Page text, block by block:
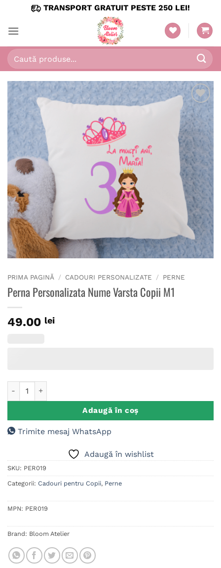
content
TRANSPORT GRATUIT PESTE 250 LEI!
Caută
după:
Adaugă
în
wishlist
PRIMA PAGINĂ / CADOURI PERSONALIZATE / PERNE
Perna Personalizata Nume Varsta Copii M1
49.00 lei
Adaugă în coș
Trimite mesaj WhatsApp
Adaugă în wishlist
SKU: PER019
Categorii: Cadouri pentru Copii, Perne
MPN: PER019
Brand: Bloom Atelier